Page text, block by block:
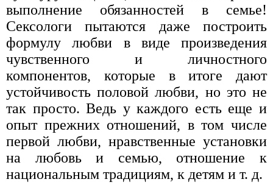
выполнение обязанностей в семье!
Сексологи пытаются даже построить
формулу любви в виде произведения
чувственного и личностного
компонентов, которые в итоге дают
устойчивость половой любви, но это не
так просто. Ведь у каждого есть еще и
опыт прежних отношений, в том числе
первой любви, нравственные установки
на любовь и семью, отношение к
национальным традициям, к детям и т. д.